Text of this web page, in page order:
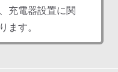
充電器設置に関
ます。